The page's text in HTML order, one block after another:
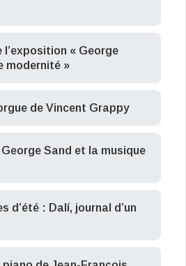
l’exposition « George
modernité »
de Vincent Grappy
Sand et la musique
d’été : Dalí, journal d’un